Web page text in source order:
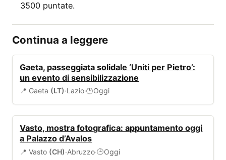
3500 puntate.
Continua a leggere
Gaeta, passeggiata solidale ‘Uniti per Pietro’:
un evento di sensibilizzazione
📍 Gaeta (LT)·Lazio·🕒Oggi
Vasto, mostra fotografica: appuntamento oggi
a Palazzo d’Avalos
📍 Vasto (CH)·Abruzzo·🕒Oggi